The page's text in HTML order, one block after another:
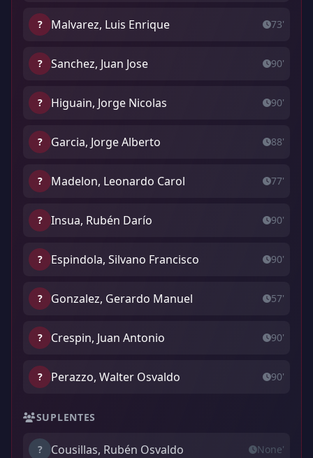
? Malvarez, Luis Enrique 73'
? Sanchez, Juan Jose 90'
? Higuain, Jorge Nicolas 90'
? Garcia, Jorge Alberto 88'
? Madelon, Leonardo Carol 77'
? Insua, Rubén Darío 90'
? Espindola, Silvano Francisco 90'
? Gonzalez, Gerardo Manuel 57'
? Crespin, Juan Antonio 90'
? Perazzo, Walter Osvaldo 90'
SUPLENTES
? Cousillas, Rubén Osvaldo None'